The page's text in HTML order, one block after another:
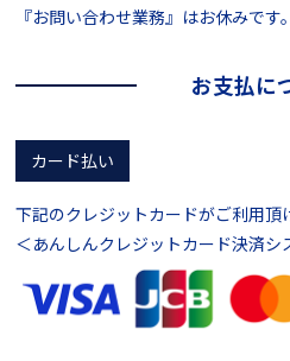
『お問い合わせ業務』はお休みです。
お支払に
カード払い
下記のクレジットカードがご利用頂
＜あんしんクレジットカード決済シ